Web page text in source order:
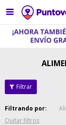

Filtrando por:
Quitar filtros